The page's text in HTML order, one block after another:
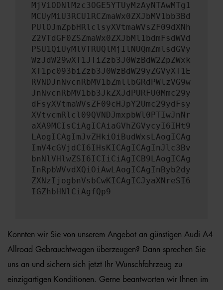
MjViODNlMzc3OGE5YTUyMzAyNTAwMTg1
MCUyMiU3RCU1RCZmaWx0ZXJbMV1bb3Bd
PUlOJmZpbHRlclsyXVtmaWVsZF09dXNh
Z2VTdGF0ZSZmaWx0ZXJbMl1bdmFsdWVd
PSU1QiUyMlVTRUQlMjIlNUQmZmlsdGVy
WzJdW29wXT1JTiZzb3J0WzBdW2ZpZWxk
XT1pc093biZzb3J0WzBdW29yZGVyXT1E
RVNDJnNvcnRbMV1bZmllbGRdPWlzVG9w
JnNvcnRbMV1bb3JkZXJdPURFU0Mmc29y
dFsyXVtmaWVsZF09cHJpY2Umc29ydFsy
XVtvcmRlcl09QVNDJmxpbWl0PTIwJnNr
aXA9MCIsCiAgICAiaGVhZGVycyI6IHt9
LAogICAgImJvZHkiOiBudWxsLAogICAg
ImV4cGVjdCI6IHsKICAgICAgInJlc3Bv
bnNlVHlwZSI6ICIiCiAgICB9LAogICAg
InRpbWVvdXQiOiAwLAogICAgInByb2dy
ZXNzIjogbnVsbCwKICAgICJyaXNreSI6
IGZhbHNlCiAgfQp9
Konnten wir Sie von unserem Angebot an günstigen Audi A4
Allroad Gebrauchtwagen überzeugen? Dann sprechen Sie
uns an und sichern sich jetzt Ihr Wunschfahrzeug zu
einzigartigen Konditionen. Gerne beantworten wir Ihnen im